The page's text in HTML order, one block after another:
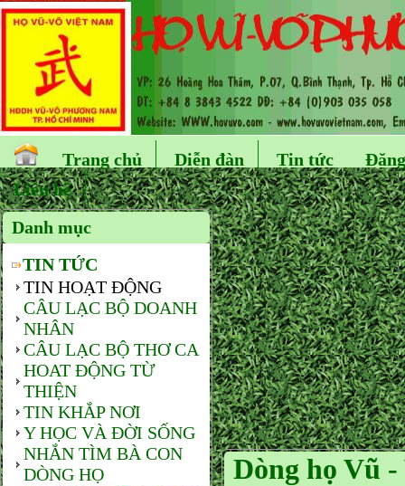
Trang chủ Diễn đàn Tin tức
Liên hệ
Danh mục
TIN TỨC
TIN HOẠT ĐỘNG
CÂU LẠC BỘ DOANH
NHÂN
CÂU LẠC BỘ THƠ CA
HOAT ĐỘNG TỪ
THIỆN
TIN KHẮP NƠI
Y HỌC VÀ ĐỜI SỐNG
NHẮN TÌM BÀ CON
DÒNG HỌ
Dòng họ Vũ